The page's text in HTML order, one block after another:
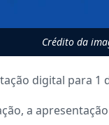
Crédito da
digital para 1
a